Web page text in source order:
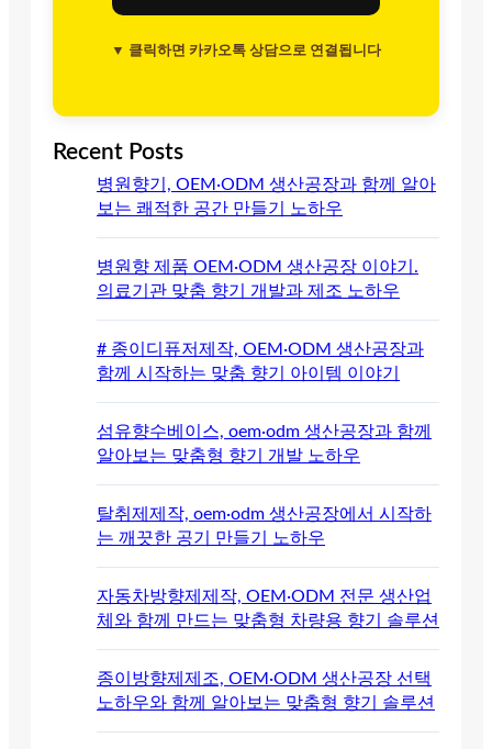
▼ 클릭하면 카카오톡 상담으로 연결됩니다
Recent Posts
병원향기, OEM·ODM 생산공장과 함께 알아
보는 쾌적한 공간 만들기 노하우
병원향 제품 OEM·ODM 생산공장 이야기.
의료기관 맞춤 향기 개발과 제조 노하우
# 종이디퓨저제작, OEM·ODM 생산공장과
함께 시작하는 맞춤 향기 아이템 이야기
섬유향수베이스, oem·odm 생산공장과 함께
알아보는 맞춤형 향기 개발 노하우
탈취제제작, oem·odm 생산공장에서 시작하
는 깨끗한 공기 만들기 노하우
자동차방향제제작, OEM·ODM 전문 생산업
체와 함께 만드는 맞춤형 차량용 향기 솔루션
종이방향제제조, OEM·ODM 생산공장 선택
노하우와 함께 알아보는 맞춤형 향기 솔루션